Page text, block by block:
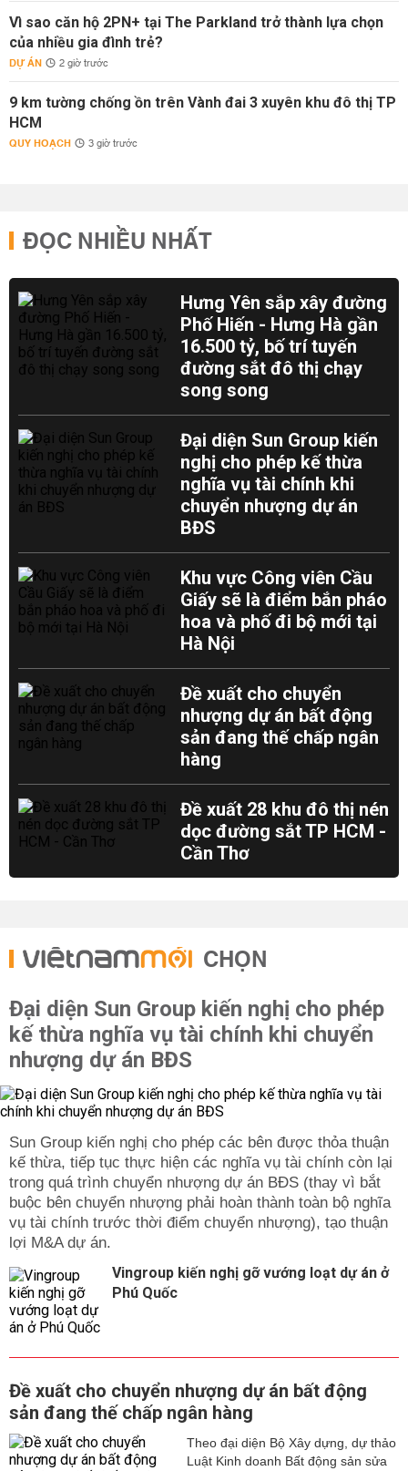
Vì sao căn hộ 2PN+ tại The Parkland trở thành lựa chọn
của nhiều gia đình trẻ?
DỰ ÁN 2 giờ trước
9 km tường chống ồn trên Vành đai 3 xuyên khu đô thị TP
HCM
QUY HOẠCH 3 giờ trước
ĐỌC NHIỀU NHẤT
Hưng Yên sắp xây đường
Phố Hiến - Hưng Hà gần
16.500 tỷ, bố trí tuyến
đường sắt đô thị chạy
song song
Đại diện Sun Group kiến
nghị cho phép kế thừa
nghĩa vụ tài chính khi
chuyển nhượng dự án
BĐS
Khu vực Công viên Cầu
Giấy sẽ là điểm bắn pháo
hoa và phố đi bộ mới tại
Hà Nội
Đề xuất cho chuyển
nhượng dự án bất động
sản đang thế chấp ngân
hàng
Đề xuất 28 khu đô thị nén
dọc đường sắt TP HCM -
Cần Thơ
CHỌN
Đại diện Sun Group kiến nghị cho phép
kế thừa nghĩa vụ tài chính khi chuyển
nhượng dự án BĐS
Sun Group kiến nghị cho phép các bên được thỏa thuận
kế thừa, tiếp tục thực hiện các nghĩa vụ tài chính còn lại
trong quá trình chuyển nhượng dự án BĐS (thay vì bắt
buộc bên chuyển nhượng phải hoàn thành toàn bộ nghĩa
vụ tài chính trước thời điểm chuyển nhượng), tạo thuận
lợi M&A dự án.
Vingroup kiến nghị gỡ vướng loạt dự án ở
Phú Quốc
Đề xuất cho chuyển nhượng dự án bất động
sản đang thế chấp ngân hàng
Theo đại diện Bộ Xây dựng, dự thảo
Luật Kinh doanh Bất động sản sửa